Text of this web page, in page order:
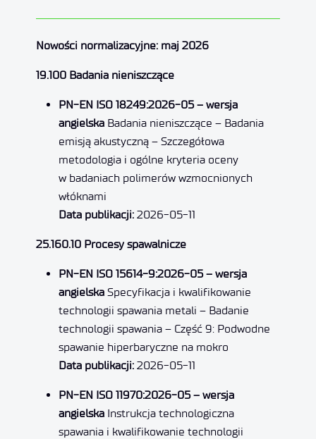
Nowości normalizacyjne: maj 2026
19.100 Badania nieniszczące
PN-EN ISO 18249:2026-05 – wersja
angielska Badania nieniszczące – Badania
emisją akustyczną – Szczegółowa
metodologia i ogólne kryteria oceny
w badaniach polimerów wzmocnionych
włóknami
Data publikacji: 2026-05-11
25.160.10 Procesy spawalnicze
PN-EN ISO 15614-9:2026-05 – wersja
angielska Specyfikacja i kwalifikowanie
technologii spawania metali – Badanie
technologii spawania – Część 9: Podwodne
spawanie hiperbaryczne na mokro
Data publikacji: 2026-05-11
PN-EN ISO 11970:2026-05 – wersja
angielska Instrukcja technologiczna
spawania i kwalifikowanie technologii